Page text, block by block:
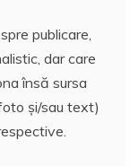
publicare,
dar care
însă sursa
și/sau text)